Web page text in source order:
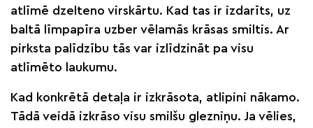
atlīmē dzelteno virskārtu. Kad tas ir izdarīts, uz
baltā līmpapīra uzber vēlamās krāsas smiltis. Ar
pirksta palīdzību tās var izlīdzināt pa visu
atlīmēto laukumu.
Kad konkrētā detaļa ir izkrāsota, atlipini nākamo.
Tādā veidā izkrāso visu smilšu glezniņu. Ja vēlies,